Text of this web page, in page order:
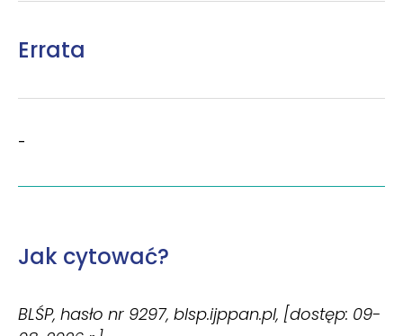
Errata
-
Jak cytować?
BLŚP, hasło nr 9297, blsp.ijppan.pl, [dostęp: 09-